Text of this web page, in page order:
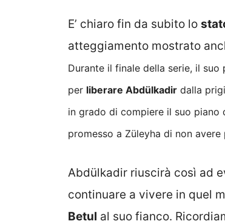
E’ chiaro fin da subito lo
atteggiamento mostrato
Durante il finale della serie, il
per liberare Abdülkadir dalla
in grado di compiere il suo piano
promesso a Züleyha di non avere
Abdülkadir riuscirà così ad
continuare a vivere in quel
Betul al suo fianco.